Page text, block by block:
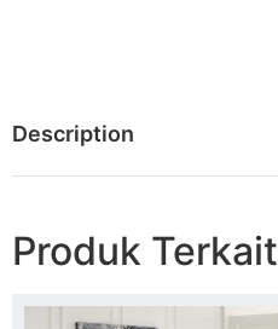
Description
Produk Terkait